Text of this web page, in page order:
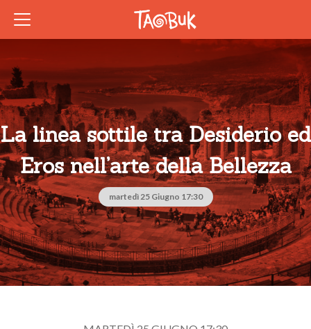
La linea sottile tra Desiderio ed
Eros nell’arte della Bellezza
martedì 25 Giugno 17:30